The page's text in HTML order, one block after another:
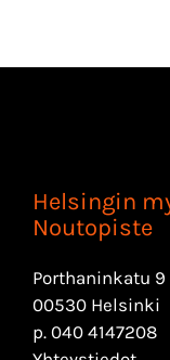
Helsingin
Noutopiste
Porthaninkatu 9
00530 Helsinki
p. 040 4147208